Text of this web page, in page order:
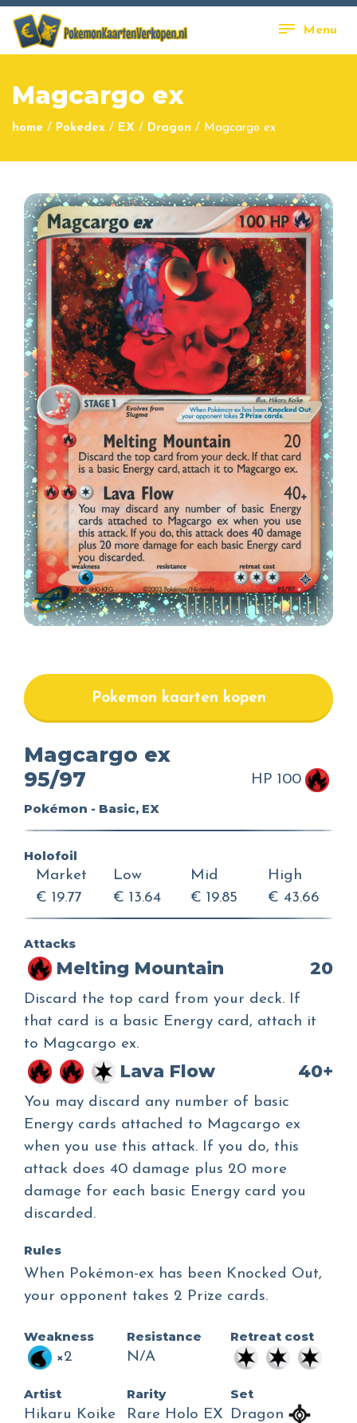
Menu
Magcargo ex
home / Pokedex / EX / Dragon / Magcargo ex
Pokemon kaarten kopen
Magcargo ex
95/97
Pokémon - Basic, EX
HP 100
Holofoil
Market
€ 19.77
Low
€ 13.64
Mid
€ 19.85
High
€ 43.66
Attacks
Melting Mountain 20
Discard the top card from your deck. If
that card is a basic Energy card, attach it
to Magcargo ex.
Lava Flow 40+
You may discard any number of basic
Energy cards attached to Magcargo ex
when you use this attack. If you do, this
attack does 40 damage plus 20 more
damage for each basic Energy card you
discarded.
Rules
When Pokémon-ex has been Knocked Out,
your opponent takes 2 Prize cards.
Weakness
×2
Resistance
N/A
Retreat cost
Artist
Hikaru Koike
Rarity
Rare Holo EX
Set
Dragon